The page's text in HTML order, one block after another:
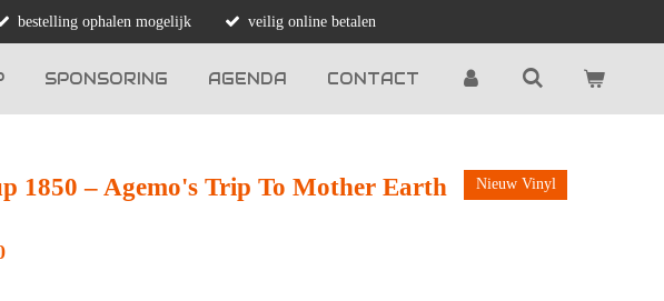
bestelling ophalen mogelijk veilig online betalen
SPONSORING AGENDA CONTACT
1850 – Agemo's Trip To Mother Earth Nieuw Vinyl